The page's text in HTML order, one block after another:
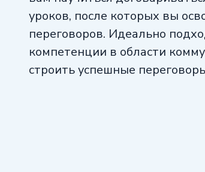
уроков, после которых вы
переговоров. Идеально
компетенции в области
строить успешные